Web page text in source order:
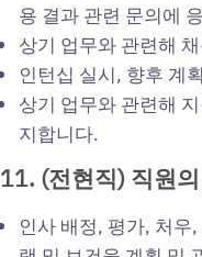
용 결과 관련 문의에
상기 업무와 관련해
인턴십 실시, 향후 계
상기 업무와 관련해
지합니다.
11. (전현직) 직원의
인사 배정, 평가, 처우